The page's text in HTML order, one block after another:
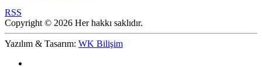
RSS
Copyright © 2026 Her hakkı saklıdır.
Yazılım & Tasarım: WK Bilişim